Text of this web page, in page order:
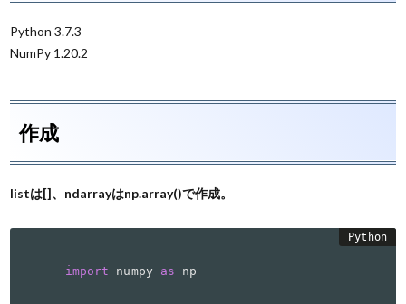
Python 3.7.3
NumPy 1.20.2
作成
listは[]、ndarrayはnp.array()で作成。
import numpy as np